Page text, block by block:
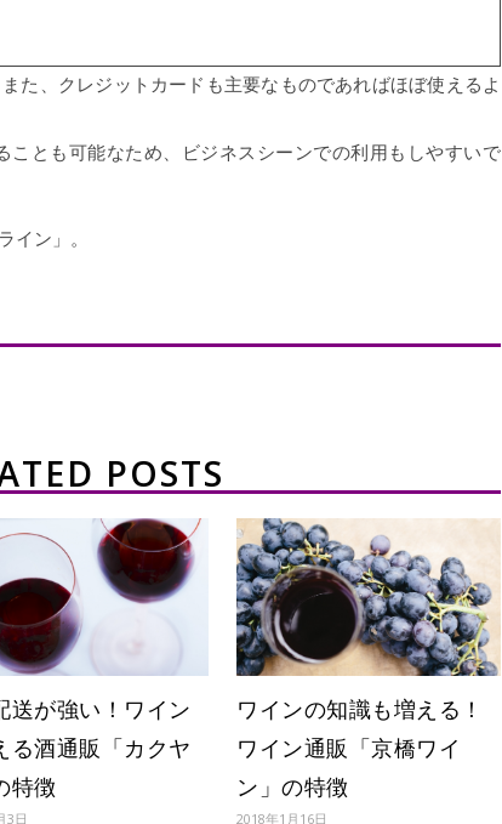
た、クレジットカードも主要なものであればほぼ使えるよ
ことも可能なため、ビジネスシーンでの利用もしやすいで
イン」。
POSTS
送が強い！ワイン
る酒通販「カクヤ
特徴
3日
ワインの知識も増える！
ワイン通販「京橋ワイ
ン」の特徴
2018年1月16日